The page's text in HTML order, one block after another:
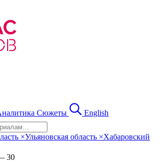
Сюжеты English
×Ульяновская область ×Хабаровский
30